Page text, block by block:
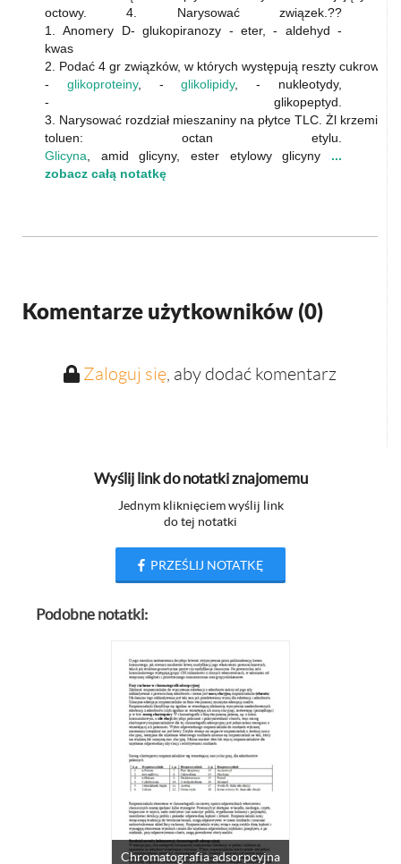
octowy. 4. Narysować związek.??
1. Anomery D- glukopiranozy - eter, - aldehyd -
kwas
2. Podać 4 gr związków, w których występują reszty cukrowe.
- glikoproteiny, -glikolipidy, - nukleotydy,
- glikopeptyd.
3. Narysować rozdział mieszaniny na płytce TLC. Żl
toluen: octan etylu.
Glicyna , amid glicyny, ester etylowy glicyny ...
zobacz całą notatkę
Komentarze użytkowników (0)
Zaloguj się, aby dodać komentarz
Wyślij link do notatki znajomemu
Jednym kliknięciem wyślij link
do tej notatki
PRZEŚLIJ NOTATKĘ
Podobne notatki:
Chromatografia adsorpcyjna